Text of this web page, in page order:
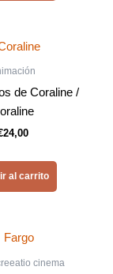
de Coraline /
24,00
al carrito
cinema